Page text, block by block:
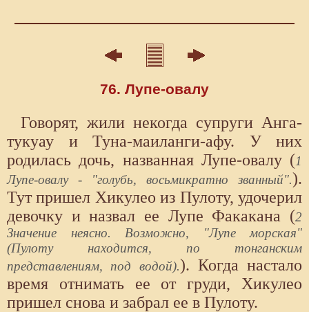
76. Лупе-овалу
Говорят, жили некогда супруги Анга-
тукуау и Туна-маиланги-афу. У них
родилась дочь, названная Лупе-овалу (1
Лупе-овалу - "голубь, восьмикратно званный".).
Тут пришел Хикулео из Пулоту, удочерил
девочку и назвал ее Лупе Факакана (2
Значение неясно. Возможно, "Лупе морская"
(Пулоту находится, по тонганским
представлениям, под водой).). Когда настало
время отнимать ее от груди, Хикулео
пришел снова и забрал ее в Пулоту.